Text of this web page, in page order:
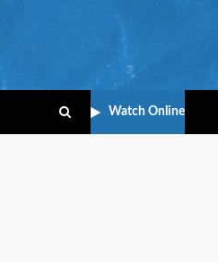
Watch Online